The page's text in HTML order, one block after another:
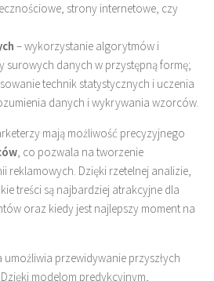
strony internetowe, czy
– wykorzystanie algorytmów i
surowych danych w przystępną formę;
technik statystycznych i uczenia
danych i wykrywania wzorców.
mają możliwość precyzyjnego
, co pozwala na tworzenie
reklamowych. Dzięki rzetelnej analizie,
treści są najbardziej atrakcyjne dla
oraz kiedy jest najlepszy moment na
przewidywanie przyszłych
modelom predykcyjnym,